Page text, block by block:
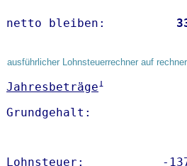
netto bleiben:
ausführlicher Lohnsteuerrechner auf
Jahresbeträge1
Lohnsteuer:           -